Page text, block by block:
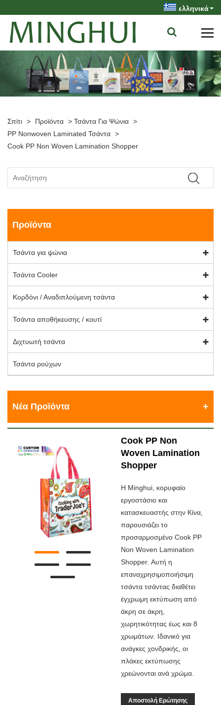
ελληνικά
Σπίτι > Προϊόντα > Τσάντα Για Ψώνια >
PP Nonwoven Laminated Τσάντα >
Cook PP Non Woven Lamination Shopper
Προϊόντα
Τσάντα για ψώνια
Τσάντα Cooler
Κορδόνι / Αναδιπλούμενη τσάντα
Τσάντα αποθήκευσης / κουτί
Διχτυωτή τσάντα
Τσάντα ρούχων
Νέα Προϊόντα
Cook PP Non
Woven Lamination
Shopper
Η Minghui, κορυφαίο
εργοστάσιο και
κατασκευαστής στην Κίνα,
παρουσιάζει το
προσαρμοσμένο Cook PP
Non Woven Lamination
Shopper. Αυτή η
επαναχρησιμοποιήσιμη
τσάντα τσάντας διαθέτει
έγχρωμη εκτύπωση από
άκρη σε άκρη,
χωρητικότητας έως και 8
χρωμάτων. Ιδανικό για
ανάγκες χονδρικής, οι
πλάκες εκτύπωσης
χρεώνονται ανά χρώμα.
Αποστολή Ερώτησης